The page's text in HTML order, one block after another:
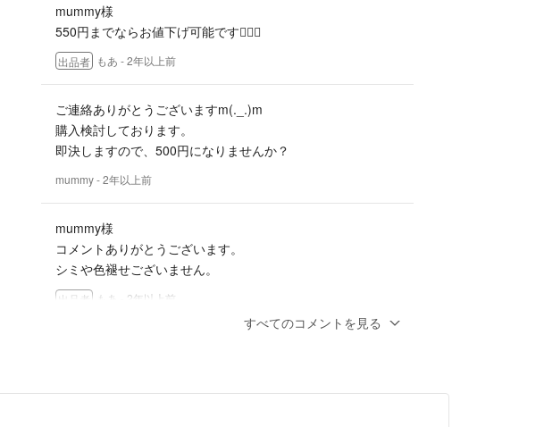
mummy様
550円までならお値下げ可能です🙇🏻‍♀️
出品者 もあ - 2年以上前
ご連絡ありがとうございますm(._.)m
購入検討しております。
即決しますので、500円になりませんか？
mummy- 2年以上前
mummy様
コメントありがとうございます。
シミや色褪せございません。
出品者 もあ - 2年以上前
すべてのコメントを見る